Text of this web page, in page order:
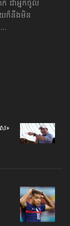
ជាអ្នកចូល
យក៏នឹងមិន
»